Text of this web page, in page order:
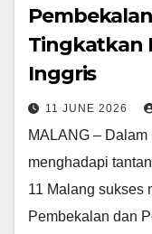
Tingkatkan
Inggris
11 JUNE 2026
MALANG –
menghadapi
11 Malang sukses
Pembekalan dan